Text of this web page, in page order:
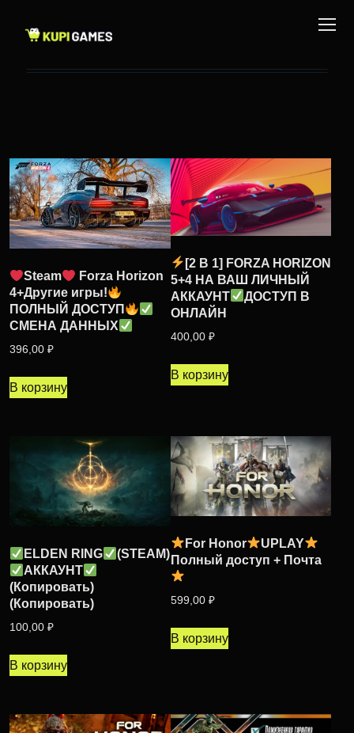
Steam
Forza Horizon
4+Другие игры!
ПОЛНЫЙ ДОСТУП
СМЕНА ДАННЫХ
396,00 ₽
В корзину
[2 В 1] FORZA HORIZON
5+4 НА ВАШ ЛИЧНЫЙ
АККАУНТ
ДОСТУП В
ОНЛАЙН
400,00 ₽
В корзину
ELDEN RING
(STEAM)
АККАУНТ
(Копировать)
(Копировать)
100,00 ₽
В корзину
For Honor
UPLAY
Полный доступ + Почта
599,00 ₽
В корзину